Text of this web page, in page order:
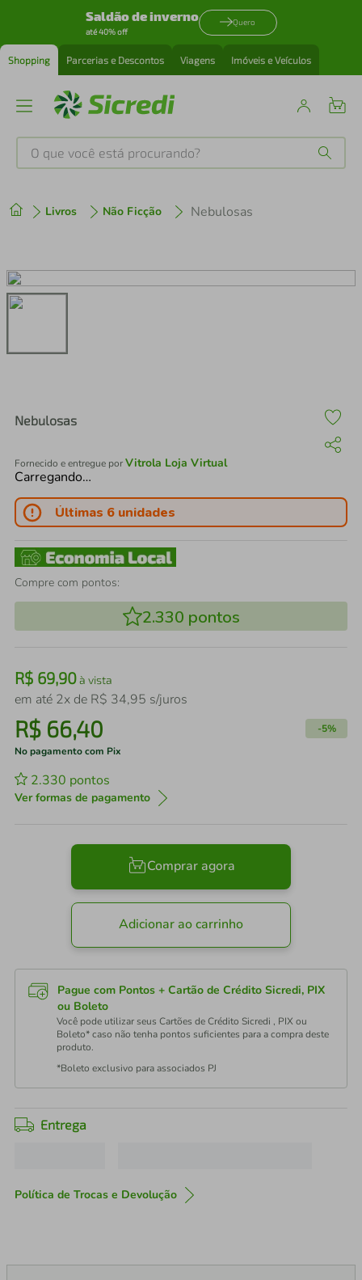
Saldão de inverno
até 40% off
Quero
Shopping Parcerias e Descontos Viagens Imóveis e Veículos
O que você está procurando?
Livros Não Ficção Nebulosas
Nebulosas
Fornecido e entregue porVitrola Loja Virtual
Carregando…
Últimas 6 unidades
Compre com pontos:
2.330 pontos
R$ 69,90à vista
em até 2x de R$ 34,95 s/juros
R$ 66,40 -5%
No pagamento com Pix
2.330 pontos
Ver formas de pagamento
Comprar agora
Adicionar ao carrinho
Pague com Pontos + Cartão de Crédito Sicredi, PIX
ou Boleto
Você pode utilizar seus Cartões de Crédito Sicredi , PIX ou
Boleto* caso não tenha pontos suficientes para a compra deste
produto.
*Boleto exclusivo para associados PJ
Entrega
Política de Trocas e Devolução
2º cafeteira